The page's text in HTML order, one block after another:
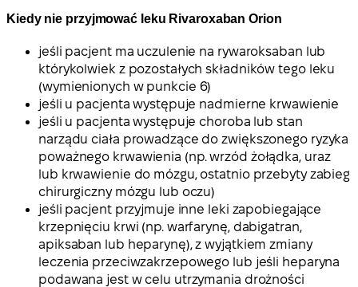
Kiedy nie przyjmować leku Rivaroxaban Orion
jeśli pacjent ma uczulenie na rywaroksaban lub
którykolwiek z pozostałych składników tego leku
(wymienionych w punkcie 6)
jeśli u pacjenta występuje nadmierne krwawienie
jeśli u pacjenta występuje choroba lub stan
narządu ciała prowadzące do zwiększonego ryzyka
poważnego krwawienia (np. wrzód żołądka, uraz
lub krwawienie do mózgu, ostatnio przebyty zabieg
chirurgiczny mózgu lub oczu)
jeśli pacjent przyjmuje inne leki zapobiegające
krzepnięciu krwi (np. warfarynę, dabigatran,
apiksaban lub heparynę), z wyjątkiem zmiany
leczenia przeciwzakrzepowego lub jeśli heparyna
podawana jest w celu utrzymania drożności